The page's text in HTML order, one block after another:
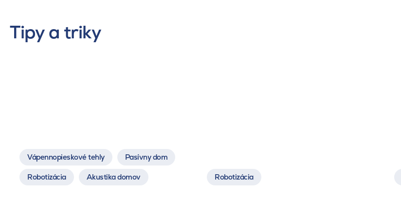
Tipy a triky
Vápennopieskové tehly Pasívny dom
Robotizácia Akustika domov Robotizácia